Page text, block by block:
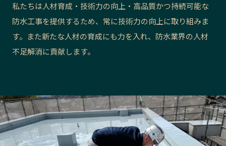
神奈川エリア
新潟エリア
富山エリア
石川エリア
京都エリア
大阪市エリア
北摂エリア
堺・泉州エリア
河内エリア
兵庫エリア
私たちは人材育成・技術力の向上・高品質かつ持続可能な
防水工事を提供するため、常に技術力の向上に取り組みま
す。また新たな人材の育成にも力を入れ、防水業界の人材
不足解消に貢献します。